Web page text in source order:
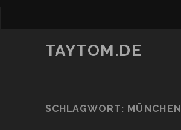
TAYTOM.DE
SCHLAGWORT: MÜNCHEN